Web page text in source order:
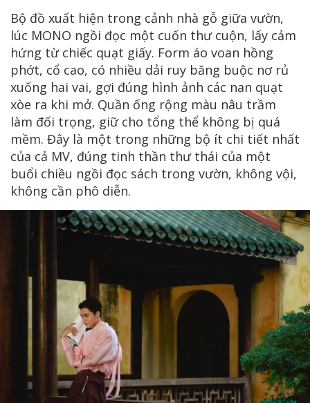
Bộ đồ xuất hiện trong cảnh nhà gỗ giữa vườn,
lúc MONO ngồi đọc một cuốn thư cuộn, lấy cảm
hứng từ chiếc quạt giấy. Form áo voan hồng
phớt, cổ cao, có nhiều dải ruy băng buộc nơ rủ
xuống hai vai, gợi đúng hình ảnh các nan quạt
xòe ra khi mở. Quần ống rộng màu nâu trầm
làm đối trọng, giữ cho tổng thể không bị quá
mềm. Đây là một trong những bộ ít chi tiết nhất
của cả MV, đúng tinh thần thư thái của một
buổi chiều ngồi đọc sách trong vườn, không vội,
không cần phô diễn.